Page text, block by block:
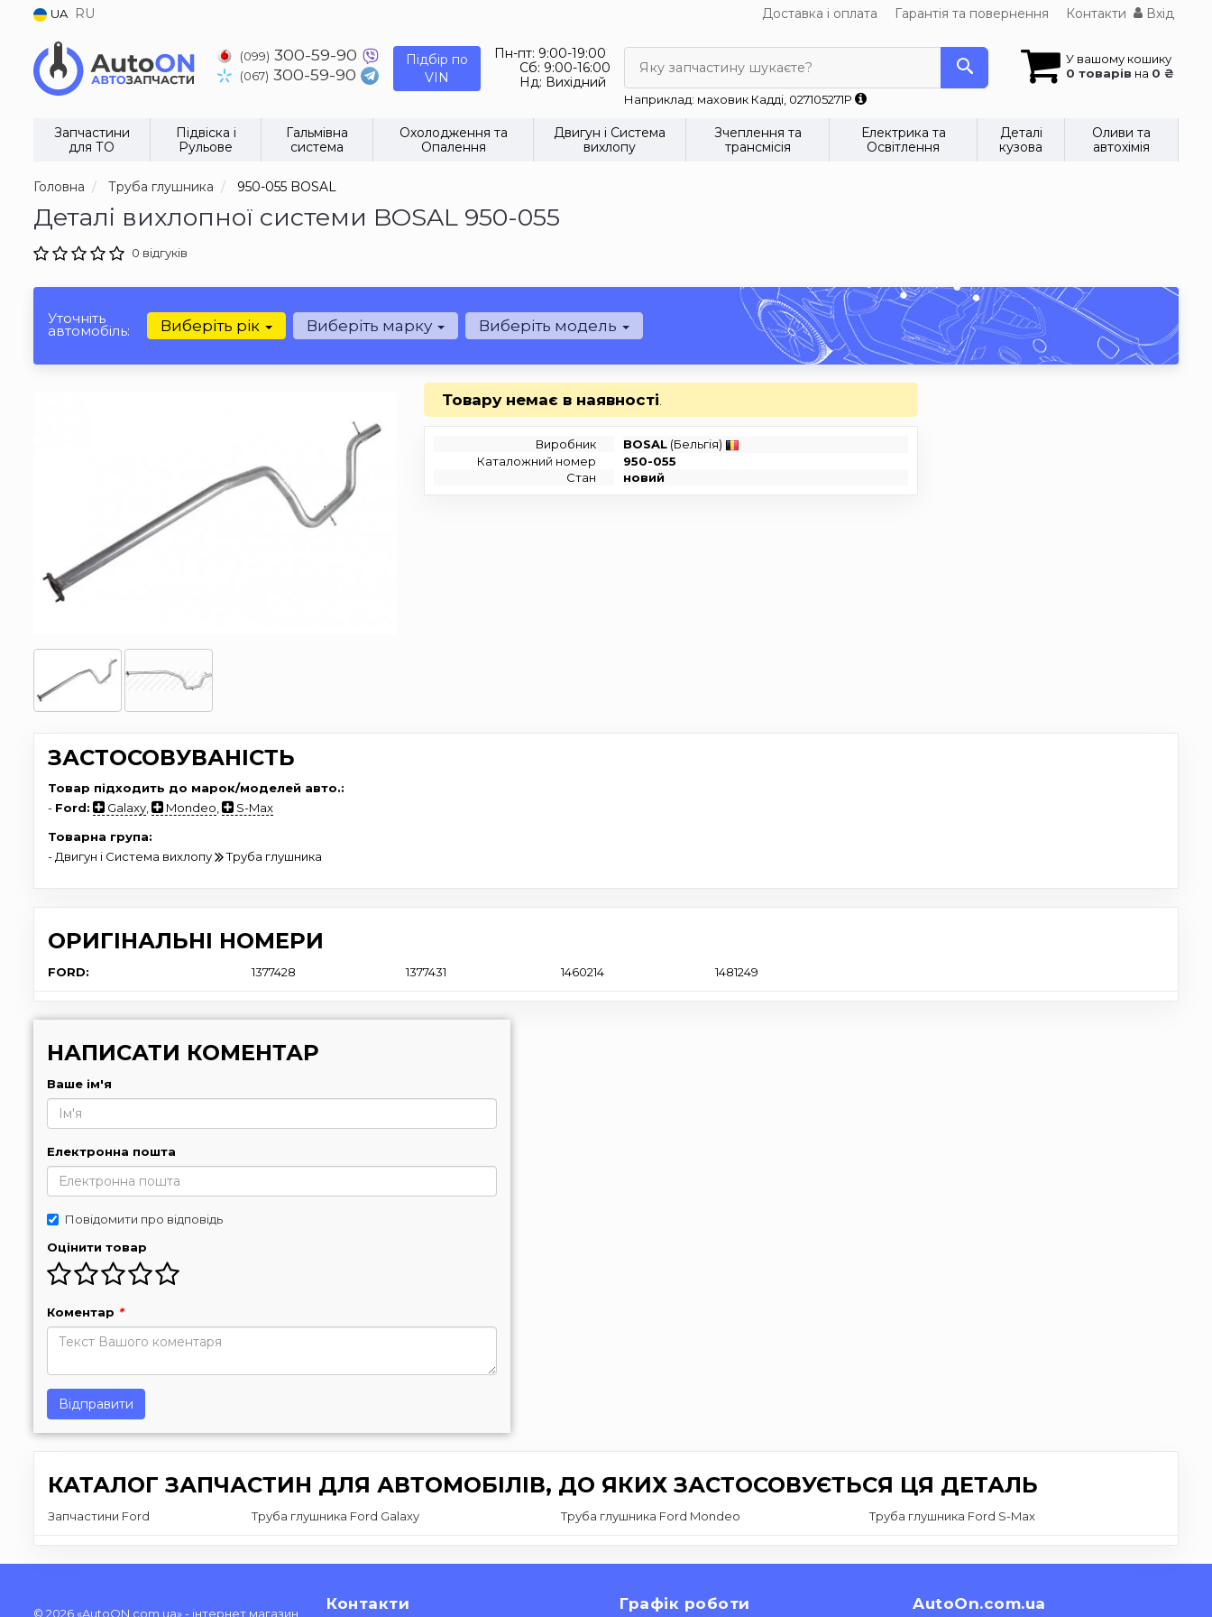
UA RU Доставка і оплата Гарантія та повернення Контакти Вхід
(099) 300-59-90
(067) 300-59-90
Підбір по
VIN
Пн-пт: 9:00-19:00
Сб: 9:00-16:00
Нд: Вихідний
У вашому кошику
0 товарів на 0 ₴
Яку запчастину шукаєте?
Наприклад: маховик Кадді, 027105271P
Запчастини
для ТО
Підвіска і
Рульове
Гальмівна
система
Охолодження та
Опалення
Двигун і Система
вихлопу
Зчеплення та
трансмісія
Електрика та
Освітлення
Деталі
кузова
Оливи та
автохімія
Головна Труба глушника 950-055 BOSAL
Деталі вихлопної системи BOSAL 950-055
0 відгуків
Уточніть
автомобіль: Виберіть рік Виберіть марку Виберіть модель
Товару немає в наявності
Виробник BOSAL (Бельгія)
Каталожний номер
950-055
Стан
новий
ЗАСТОСОВУВАНІСТЬ
Товар підходить до марок/моделей авто.:
- Ford: Galaxy Mondeo
S-Max
Товарна група:
- Двигун і Система вихлопу
Труба глушника
ОРИГІНАЛЬНІ НОМЕРИ
FORD: 1377428 1377431 1460214 1481249
НАПИСАТИ КОМЕНТАР
Ваше ім'я
Електронна пошта
Повідомити про відповідь
Оцінити товар
Коментар *
Відправити
КАТАЛОГ ЗАПЧАСТИН ДЛЯ АВТОМОБІЛІВ, ДО ЯКИХ ЗАСТОСОВУЄТЬСЯ ЦЯ ДЕТАЛЬ
Запчастини Ford Труба глушника Ford Galaxy Труба глушника Ford Mondeo Труба глушника Ford S-Max
© 2026 «AutoON.com.ua» - інтернет магазин
Контакти Графік роботи AutoOn.com.ua